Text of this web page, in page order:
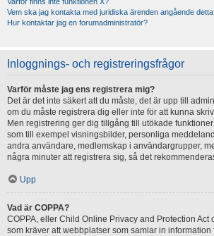
Vem ska jag kontakta med juridiska ärenden angående
Hur kontaktar jag en forumadministratör?
Inloggnings- och registreringsfrågor
Varför måste jag ens registrera mig?
Det är det inte säkert att du måste, det är upp till
om du måste registrera dig eller inte för att kunna
Men registrering ger dig tillgång till utökade
som till exempel visningsbilder, personliga
andra användare, medlemskap i användargrupper,
några minuter att registrera sig, så det
Upp
Vad är COPPA?
COPPA, eller Child Online Privacy and Protection Act
som kräver att webbplatser som samlar in